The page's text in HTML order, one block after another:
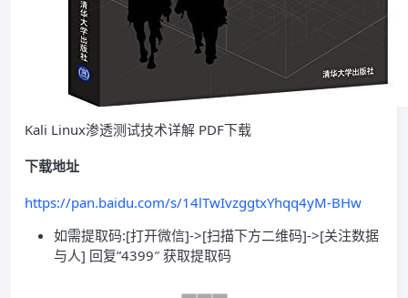
Kali Linux渗透测试技术详解 PDF下载
下载地址
https://pan.baidu.com/s/14lTwIvzggtxYhqq4yM-BHw
如需提取码:[打开微信]->[扫描下方二维码]->[关注数据
与人] 回复”4399″ 获取提取码